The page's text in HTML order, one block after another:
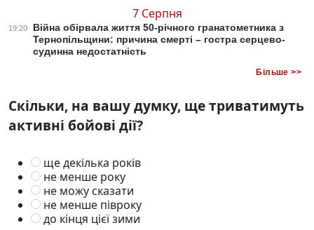
7 Серпня
19:20
Війна обірвала життя 50-річного гранатометника з
Тернопільщини: причина смерті – гостра серцево-
судинна недостатність
Більше >>
Скільки, на вашу думку, ще триватимуть
активні бойові дії?
ще декілька років
не менше року
не можу сказати
не менше півроку
до кінця цієї зими